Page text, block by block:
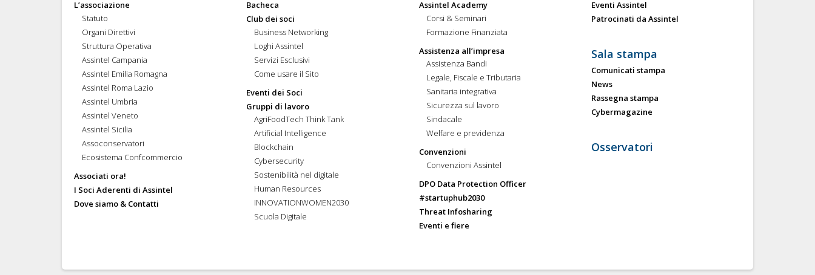
L’associazione
Statuto
Organi Direttivi
Struttura Operativa
Assintel Campania
Assintel Emilia Romagna
Assintel Roma Lazio
Assintel Umbria
Assintel Veneto
Assintel Sicilia
Assoconservatori
Ecosistema Confcommercio
Associati ora!
I Soci Aderenti di Assintel
Dove siamo & Contatti
Bacheca
Club dei soci
Business Networking
Loghi Assintel
Servizi Esclusivi
Come usare il Sito
Eventi dei Soci
Gruppi di lavoro
AgriFoodTech Think Tank
Artificial Intelligence
Blockchain
Cybersecurity
Sostenibilità nel digitale
Human Resources
INNOVATIONWOMEN2030
Scuola Digitale
Assintel Academy
Corsi & Seminari
Formazione Finanziata
Assistenza all’impresa
Assistenza Bandi
Legale, Fiscale e Tributaria
Sanitaria integrativa
Sicurezza sul lavoro
Sindacale
Welfare e previdenza
Convenzioni
Convenzioni Assintel
DPO Data Protection Officer
#startuphub2030
Threat Infosharing
Eventi e fiere
Eventi Assintel
Patrocinati da Assintel
Sala stampa
Comunicati stampa
News
Rassegna stampa
Cybermagazine
Osservatori